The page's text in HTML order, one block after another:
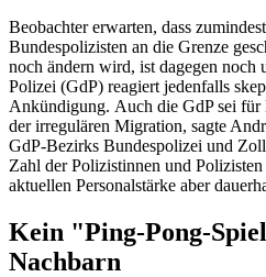
Beobachter erwarten, dass
Bundespolizisten an die Grenze
noch ändern wird, ist dagegen noch
Polizei (GdP) reagiert jedenfalls
Ankündigung. Auch die GdP sei
der irregulären Migration, sagte
GdP-Bezirks Bundespolizei und
Zahl der Polizistinnen und
aktuellen Personalstärke aber
Kein "Ping-Pong-
Nachbarn